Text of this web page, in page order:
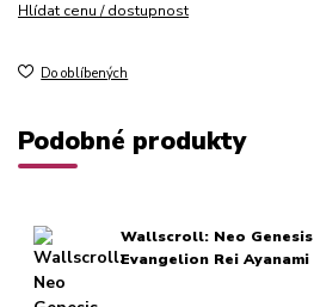
Hlídat cenu / dostupnost
Do oblíbených
Podobné produkty
Wallscroll: Neo Genesis
Evangelion Rei Ayanami